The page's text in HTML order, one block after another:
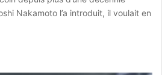
Nakamoto l’a introduit, il voulait en